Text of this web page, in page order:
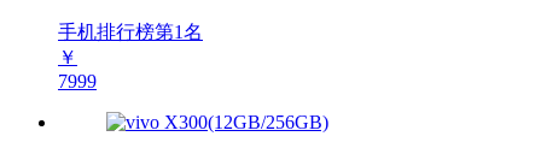
手机排行榜第1名
￥
7999